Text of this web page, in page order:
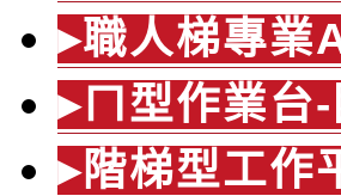
▸職人梯專業
▸ㄇ型作業台
▸階梯型工作